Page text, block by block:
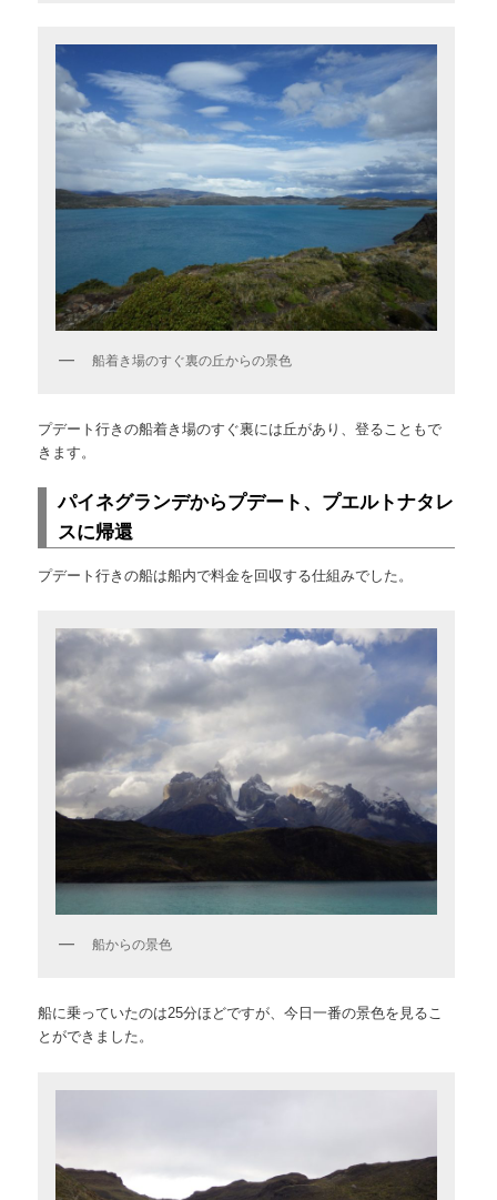
船着き場のすぐ裏の丘からの景色
プデート行きの船着き場のすぐ裏には丘があり、登ることもで
きます。
パイネグランデからプデート、プエルトナタレ
スに帰還
プデート行きの船は船内で料金を回収する仕組みでした。
船からの景色
船に乗っていたのは25分ほどですが、今日一番の景色を見るこ
とができました。